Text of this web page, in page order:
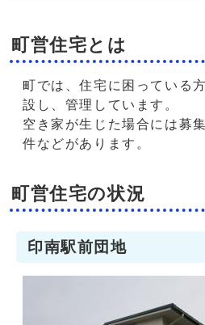
町営住宅とは
町では、住宅に困っている
設し、管理しています。
空き家が生じた場合には募
件などがあります。
町営住宅の状況
印南駅前団地